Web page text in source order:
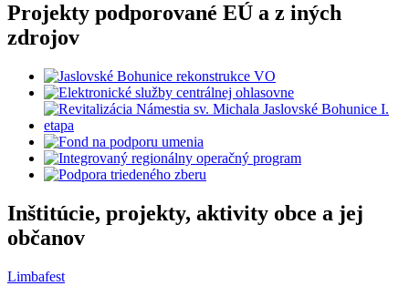
Projekty podporované EÚ a z iných
zdrojov
Inštitúcie, projekty, aktivity obce a jej
občanov
Limbafest